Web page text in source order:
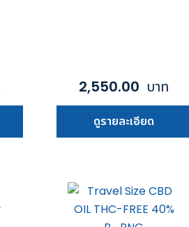
2,550.00 บาท
ดูรายละเอียด